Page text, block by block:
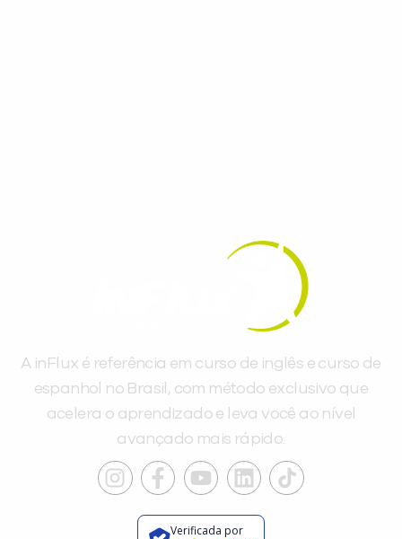
A inFlux é referência em curso de inglês e curso de
espanhol no Brasil, com método exclusivo que
acelera o aprendizado e leva você ao nível
avançado mais rápido.
Verificada por